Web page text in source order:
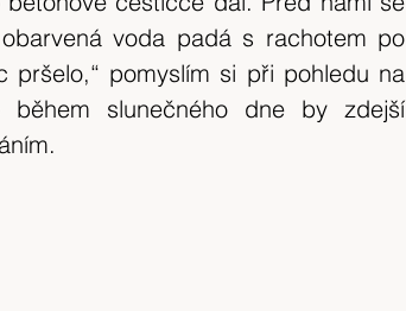
voda padá s rachotem po
pršelo,“ pomyslím si při pohledu na
během slunečného dne by zdejší